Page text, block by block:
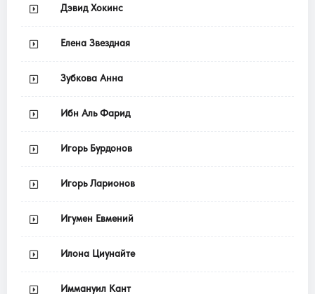
Дэвид Хокинс
Елена Звездная
Зубкова Анна
Ибн Аль Фарид
Игорь Бурдонов
Игорь Ларионов
Игумен Евмений
Илона Циунайте
Иммануил Кант